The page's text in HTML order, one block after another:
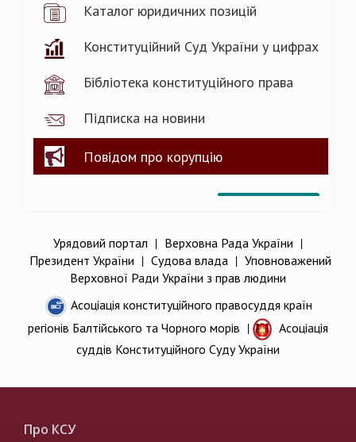
Каталог юридичних позицій
Конституційний Суд України у цифрах
Бібліотека конституційного права
Підписка на новини
Повідом про корупцію
Урядовий портал | Верховна Рада України |
Президент України | Судова влада| Уповноважений
Верховної Ради України з прав людини
Асоціація конституційного правосуддя країн
регіонів Балтійського та Чорного морів |
Асоціація
суддів Конституційного Суду України
Про КСУ